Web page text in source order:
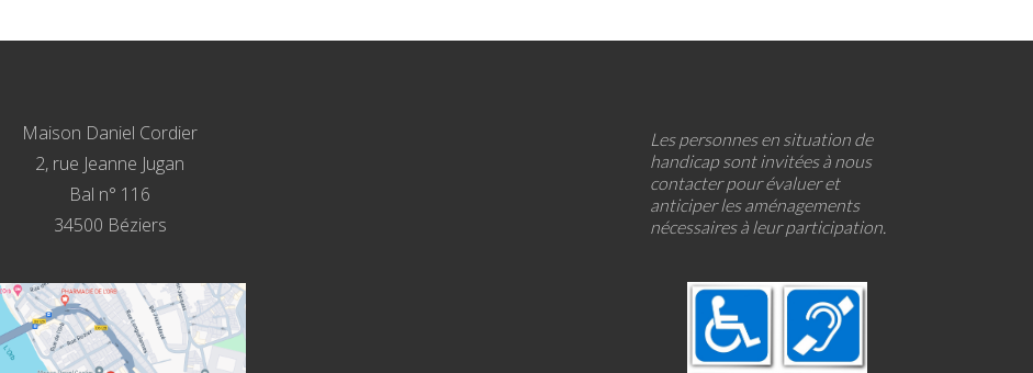
Maison Daniel Cordier
2, rue Jeanne Jugan
Bal n° 116
34500 Béziers
Les personnes en situation de
handicap sont invitées à nous
contacter pour évaluer et
anticiper les aménagements
nécessaires à leur participation.